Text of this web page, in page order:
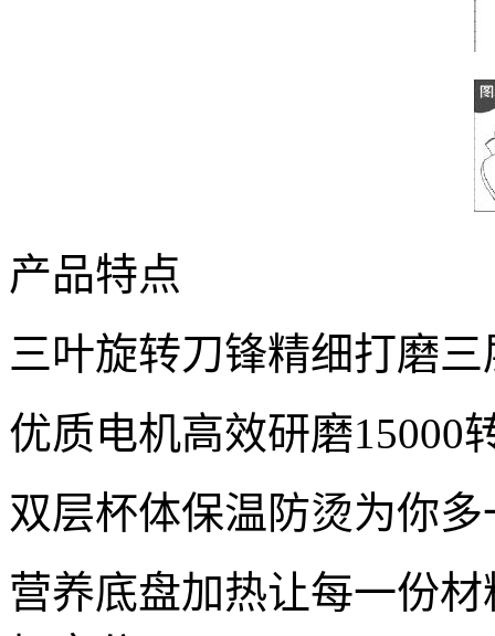
产品特点
三叶旋转刀锋精细打磨
优质电机高效研磨15000
双层杯体保温防烫为你
营养底盘加热让每一份